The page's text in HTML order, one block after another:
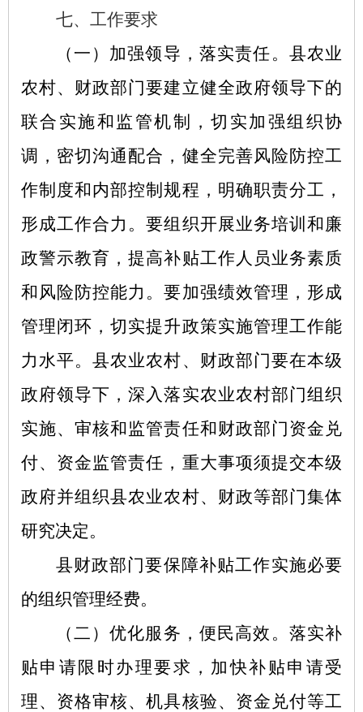
七、工作要求
（一）加强领导，落实责任。 县农业
农村、财政部门要建立健全政府领导下的
联合实施和监管机制，切实加强组织协
调，密切沟通配合，健全完善风险防控工
作制度和内部控制规程，明确职责分工，
形成工作合力。要组织开展业务培训和廉
政警示教育，提高补贴工作人员业务素质
和风险防控能力。要加强绩效管理，形成
管理闭环，切实提升政策实施管理工作能
力水平。县农业农村、财政部门要在本级
政府领导下，深入落实农业农村部门组织
实施、审核和监管责任和财政部门资金兑
付、资金监管责任，重大事项须提交本级
政府并组织县农业农村、财政等部门集体
研究决定。
县财政部门要保障补贴工作实施必要
的组织管理经费。
（二）优化服务，便民高效。 落实补
贴申请限时办理要求，加快补贴申请受
理、资格审核、机具核验、资金兑付等工